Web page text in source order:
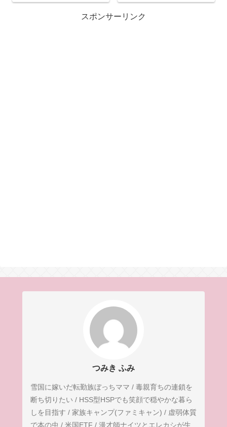
スポンサーリンク
つみき ふみ
雪国に嫁いだ転勤族ぼっちママ / 毒親育ちの連鎖を
断ち切りたい / HSS型HSPでも笑顔で穏やかな暮ら
しを目指す / 家族キャンプ(ファミキャン) / 虚弱体質
で本の虫 / 米国ETF / 漫才師ナイツとエレカシが生